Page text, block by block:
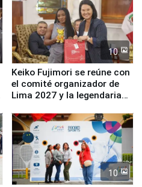
10
Keiko Fujimori se reúne con
el comité organizador de
Lima 2027 y la legendaria
10